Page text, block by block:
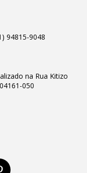
94815-9048
na Rua Kitizo
050